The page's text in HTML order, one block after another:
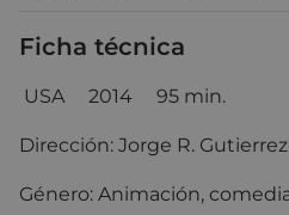
Ficha técnica
USA 2014 95 min.
Dirección: Jorge R.
Género: Animación,